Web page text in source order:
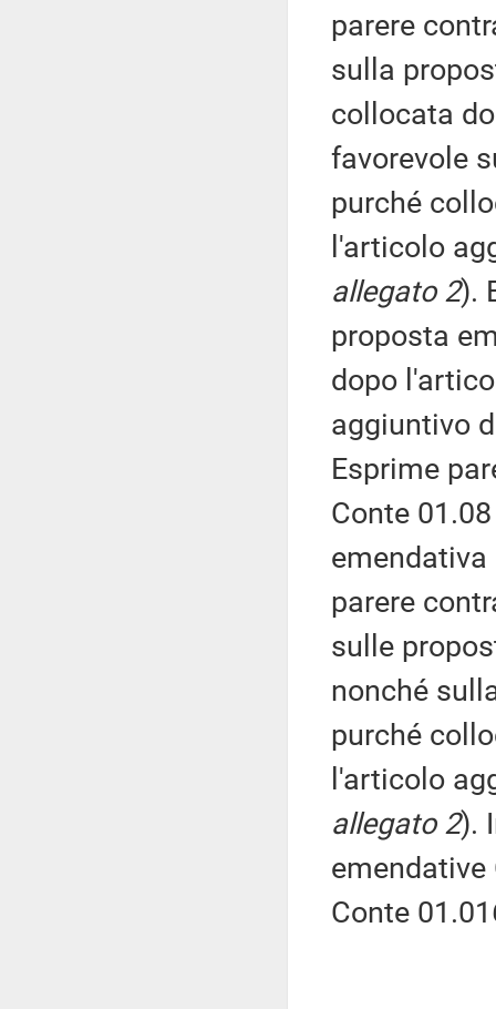
parere
sulla
collocata
favorevole
purché
l'articolo
allegato 2).
proposta
dopo
aggiuntivo
Esprime
Conte
parere
sulle
nonché
purché
l'articolo
allegato 2).
emendative
Conte